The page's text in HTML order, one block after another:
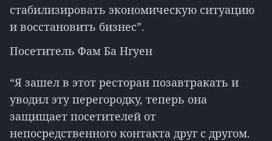
стабилизировать экономическую ситуацию
и восстановить бизнес”.
Посетитель Фам Ба Нгуен
“Я зашел в этот ресторан позавтракать и
уводил эту перегородку, теперь она
защищает посетителей от
непосредственного контакта друг с другом.